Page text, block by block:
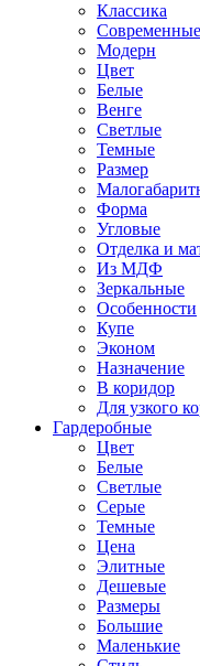
Классика
Современные
Модерн
Цвет
Белые
Венге
Светлые
Темные
Размер
Форма
Угловые
Отделка и
Из МДФ
Зеркальные
Особенности
Купе
Эконом
Назначение
В коридор
Для узкого
Гардеробные
Цвет
Белые
Светлые
Серые
Темные
Цена
Элитные
Дешевые
Размеры
Большие
Маленькие